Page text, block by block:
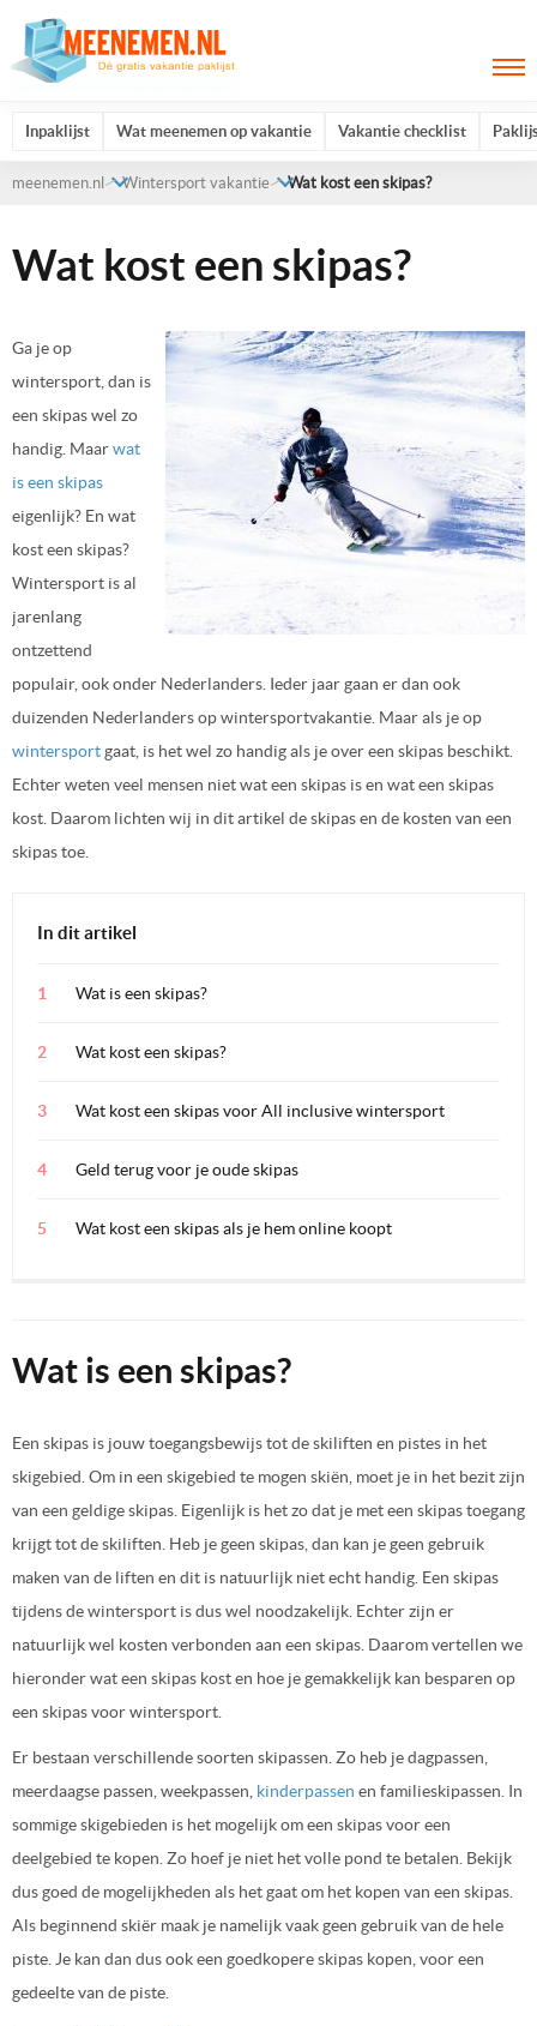
Inpaklijst Wat meenemen op vakantie Vakantie checklist
meenemen.nl Wintersport vakantie Wat kost een skipas?
Wat kost een skipas?
Ga je op
wintersport, dan is
een skipas wel zo
handig. Maarwat
is een skipas
eigenlijk? En wat
kost een skipas?
Wintersport is al
jarenlang
ontzettend
populair, ook onder Nederlanders. Ieder jaar gaan er dan ook
duizenden Nederlanders op wintersportvakantie. Maar als je op
wintersportgaat, is het wel zo handig als je over een skipas beschikt.
Echter weten veel mensen niet wat een skipas is en wat een skipas
kost. Daarom lichten wij in dit artikel de skipas en de kosten van een
skipas toe.
In dit artikel
Wat is een skipas?
Wat kost een skipas?
Wat kost een skipas voor All inclusive wintersport
Geld terug voor je oude skipas
Wat kost een skipas als je hem online koopt
Wat is een skipas?
Een skipas is jouw toegangsbewijs tot de skiliften en pistes in het
skigebied. Om in een skigebied te mogen skiën, moet je in het bezit zijn
van een geldige skipas. Eigenlijk is het zo dat je met een skipas toegang
krijgt tot de skiliften. Heb je geen skipas, dan kan je geen gebruik
maken van de liften en dit is natuurlijk niet echt handig. Een skipas
tijdens de wintersport is dus wel noodzakelijk. Echter zijn er
natuurlijk wel kosten verbonden aan een skipas. Daarom vertellen we
hieronder wat een skipas kost en hoe je gemakkelijk kan besparen op
een skipas voor wintersport.
Er bestaan verschillende soorten skipassen. Zo heb je dagpassen,
meerdaagse passen, weekpassen, kinderpassen en familieskipassen. In
sommige skigebieden is het mogelijk om een skipas voor een
deelgebied te kopen. Zo hoef je niet het volle pond te betalen. Bekijk
dus goed de mogelijkheden als het gaat om het kopen van een skipas.
Als beginnend skiër maak je namelijk vaak geen gebruik van de hele
piste. Je kan dan dus ook een goedkopere skipas kopen, voor een
gedeelte van de piste.